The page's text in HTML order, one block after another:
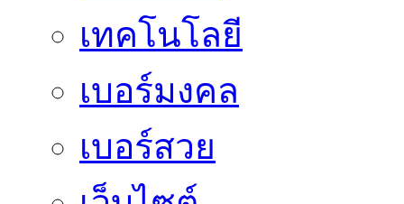
เทคโนโลยี
เบอร์มงคล
เบอร์สวย